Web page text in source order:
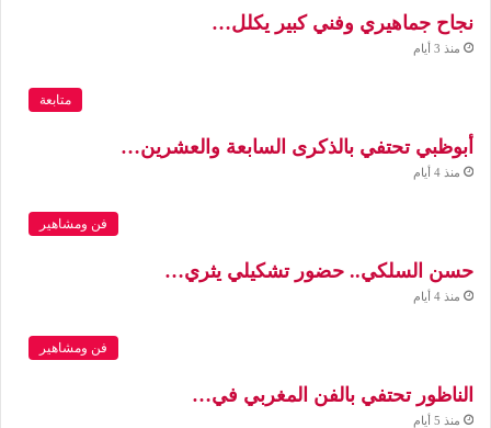
نجاح جماهيري وفني كبير يكلل…
منذ 3 أيام
متابعة
أبوظبي تحتفي بالذكرى السابعة والعشرين…
منذ 4 أيام
فن ومشاهير
حسن السلكي.. حضور تشكيلي يثري…
منذ 4 أيام
فن ومشاهير
الناظور تحتفي بالفن المغربي في…
منذ 5 أيام